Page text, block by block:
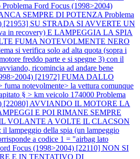
Problema Ford Focus (1998>2004)
SEMPRE DI POTENZA Problema
[21953] SU STRADA SI AVVERTE UN
in recovery) E LAMPEGGIA LA SPIA
FUMA NOTEVOLMENTE NERO
si verifica solo ad alta quota (sopra i
freddo parte e si spegne 3) con il
ricomincia ad andare bene
[21972] FUMA DALLO
notevolmente> la vettura comunque
§ > km veicolo 174000 Problema
[22080] AVVIANDO IL MOTORE LA
E POI RIMANE SEMPRE
VOLANTE A VOLTE IL CLACSON
lampeggio della spia (un lampeggio
a codice 1 = "airbag lato
Focus (1998>2004) [22110] NON SI
E IN TENTATIVO DI